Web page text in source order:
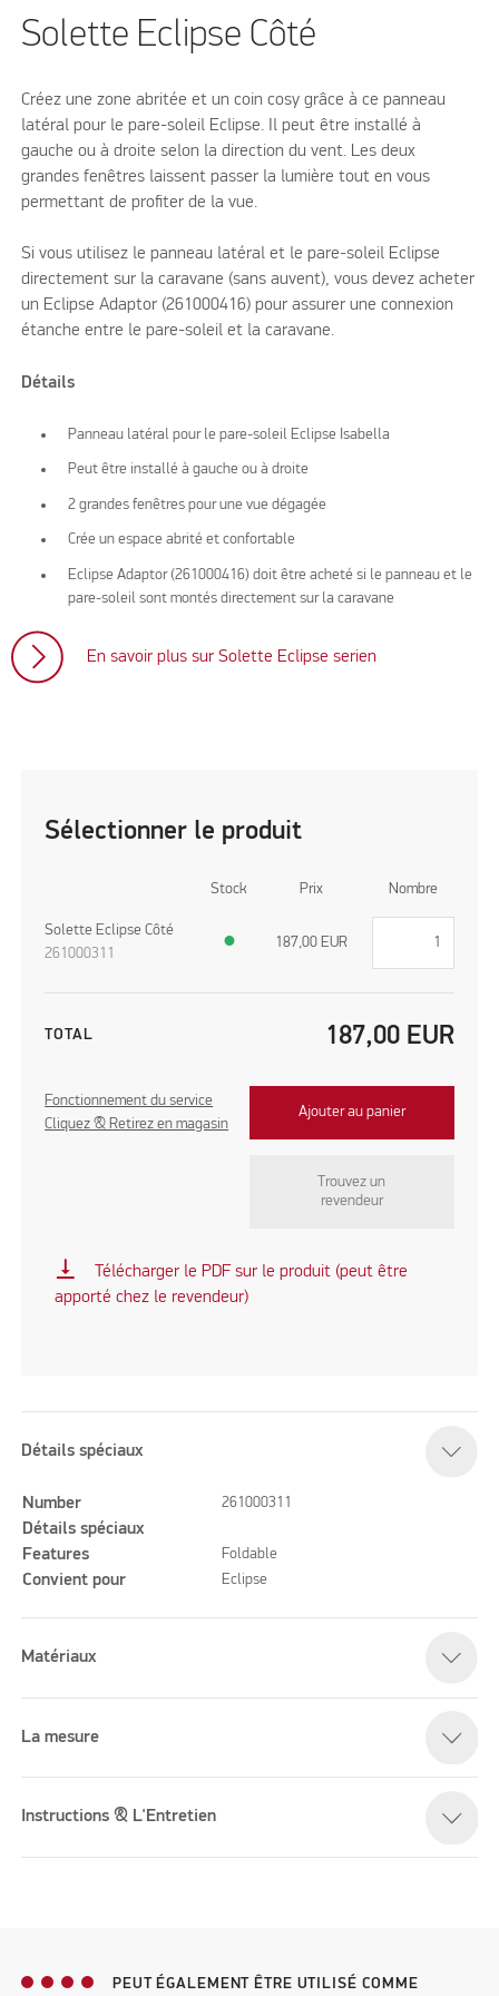
Solette Eclipse Côté
Créez une zone abritée et un coin cosy grâce à ce panneau
latéral pour le pare-soleil Eclipse. Il peut être installé à
gauche ou à droite selon la direction du vent. Les deux
grandes fenêtres laissent passer la lumière tout en vous
permettant de profiter de la vue.
Si vous utilisez le panneau latéral et le pare-soleil Eclipse
directement sur la caravane (sans auvent), vous devez acheter
un Eclipse Adaptor (261000416) pour assurer une connexion
étanche entre le pare-soleil et la caravane.
Détails
Panneau latéral pour le pare-soleil Eclipse Isabella
Peut être installé à gauche ou à droite
2 grandes fenêtres pour une vue dégagée
Crée un espace abrité et confortable
Eclipse Adaptor (261000416) doit être acheté si le panneau et le
pare-soleil sont montés directement sur la caravane
En savoir plus sur Solette Eclipse serien
Sélectionner le produit
Stock Prix Nombre
Solette Eclipse Côté
261000311
● 187,00 EUR
TOTAL 187,00 EUR
Fonctionnement du service
Cliquez & Retirez en magasin
Ajouter au panier
Trouvez un
revendeur
vertical_align_bottom
Télécharger le PDF sur le produit (peut être
apporté chez le revendeur)
Détails spéciaux
Number 261000311
Détails spéciaux
Features
Foldable
Convient pour Eclipse
Matériaux
La mesure
Instructions & L'Entretien
PEUT ÉGALEMENT ÊTRE UTILISÉ COMME